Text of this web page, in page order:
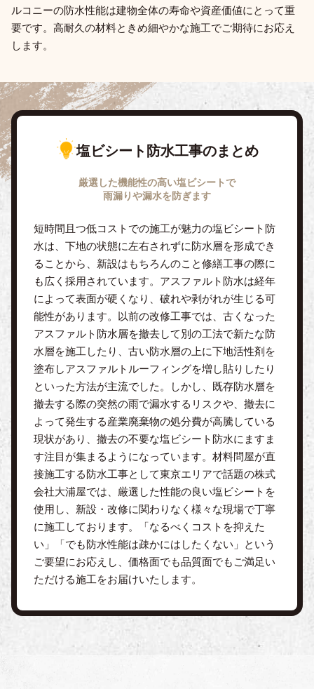
ルコニーの防水性能は建物全体の寿命や資産価値にとって重
要です。高耐久の材料ときめ細やかな施工でご期待にお応え
します。
塩ビシート防水工事のまとめ
厳選した機能性の高い塩ビシートで
雨漏りや漏水を防ぎます
短時間且つ低コストでの施工が魅力の塩ビシート防
水は、下地の状態に左右されずに防水層を形成でき
ることから、新設はもちろんのこと修繕工事の際に
も広く採用されています。アスファルト防水は経年
によって表面が硬くなり、破れや剥がれが生じる可
能性があります。以前の改修工事では、古くなった
アスファルト防水層を撤去して別の工法で新たな防
水層を施工したり、古い防水層の上に下地活性剤を
塗布しアスファルトルーフィングを増し貼りしたり
といった方法が主流でした。しかし、既存防水層を
撤去する際の突然の雨で漏水するリスクや、撤去に
よって発生する産業廃棄物の処分費が高騰している
現状があり、撤去の不要な塩ビシート防水にますま
す注目が集まるようになっています。材料問屋が直
接施工する防水工事として東京エリアで話題の株式
会社大浦屋では、厳選した性能の良い塩ビシートを
使用し、新設・改修に関わりなく様々な現場で丁寧
に施工しております。「なるべくコストを抑えた
い」「でも防水性能は疎かにはしたくない」という
ご要望にお応えし、価格面でも品質面でもご満足い
ただける施工をお届けいたします。